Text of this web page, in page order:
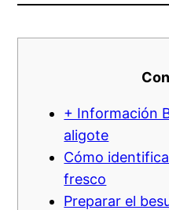
+ Información
aligote
Cómo
fresco
Preparar el